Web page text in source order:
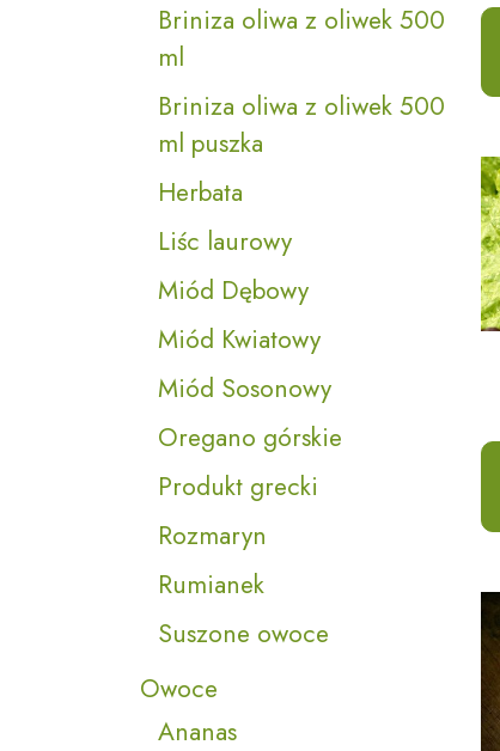
Briniza oliwa z oliwek 500
ml
Briniza oliwa z oliwek 500
ml puszka
Herbata
Liśc laurowy
Miód Dębowy
Miód Kwiatowy
Miód Sosonowy
Oregano górskie
Produkt grecki
Rozmaryn
Rumianek
Suszone owoce
Owoce
Ananas